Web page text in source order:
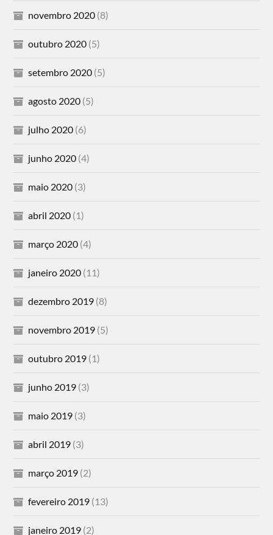
novembro 2020 (8)
outubro 2020 (5)
setembro 2020 (5)
agosto 2020 (5)
julho 2020 (6)
junho 2020 (4)
maio 2020 (3)
abril 2020 (1)
março 2020 (4)
janeiro 2020 (11)
dezembro 2019 (8)
novembro 2019 (5)
outubro 2019 (1)
junho 2019 (3)
maio 2019 (3)
abril 2019 (3)
março 2019 (2)
fevereiro 2019 (13)
janeiro 2019 (2)